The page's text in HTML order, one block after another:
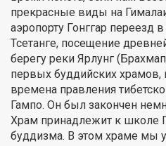
прекрасные виды на
аэропорту Гонггар переезд
Тсетанге, посещение
берегу реки Ярлунг
первых буддийских храмов,
времена правления
Гампо. Он был закончен
Храм принадлежит к школе
буддизма. В этом храме мы